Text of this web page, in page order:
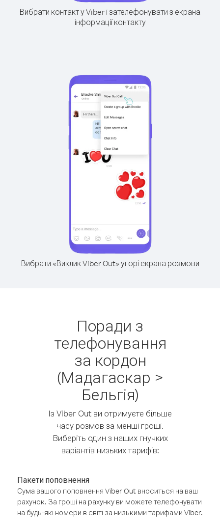
Вибрати контакт у Viber і зателефонувати з екрана
інформації контакту
Вибрати «Виклик Viber Out» угорі екрана розмови
Поради з
телефонування
за кордон
(Мадагаскар >
Бельгія)
Із Viber Out ви отримуєте більше
часу розмов за менші гроші.
Виберіть один з наших гнучких
варіантів низьких тарифів:
Пакети поповнення
Сума вашого поповнення Viber Out вноситься на ваш
рахунок. За гроші на рахунку ви можете телефонувати
на будь-які номери в світі за низькими тарифами Viber.